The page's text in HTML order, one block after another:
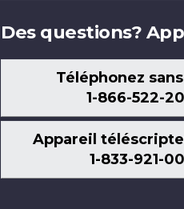
Des questions?
Téléphonez
1-866-522-
Appareil
1-833-921-